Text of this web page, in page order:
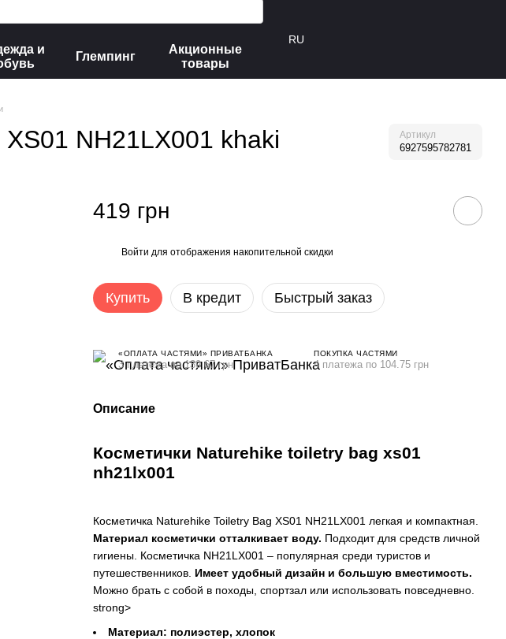
и
Глемпинг
Акционные
товары
RU
NH21LX001 khaki Артикул
6927595782781
419 грн
Войти для отображения накопительной скидки
Купить В кредит Быстрый заказ
«ОПЛАТА ЧАСТЯМИ» ПРИВАТБАНКА
3 платежа по 139.67 грн
ПОКУПКА ЧАСТЯМИ
4 платежа по 104.75 грн
Описание
Косметички Naturehike toiletry bag xs01
nh21lx001
Косметичка Naturehike Toiletry Bag XS01 NH21LX001 легкая и компактная.
Материал косметички отталкивает воду. Подходит для средств личной
гигиены. Косметичка NH21LX001 – популярная среди туристов и
путешественников. Имеет удобный дизайн и большую вместимость.
Можно брать с собой в походы, спортзал или использовать повседневно.
strong>
Материал: полиэстер, хлопок